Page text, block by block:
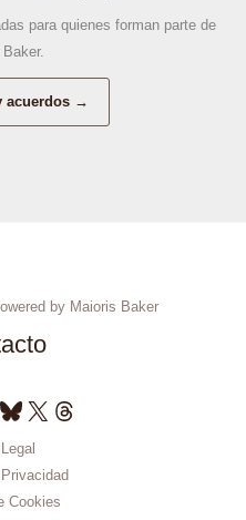
para quienes forman parte de
acuerdos →
by Maioris Baker
Bluesky
X Threads
Cookies